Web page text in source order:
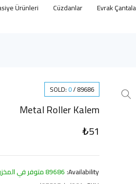
Evrak
Cüzdanlar
Ürünleri
SOLD: 0/89686
Metal Roller Kalem
₺51
Availability: 89686 متوفر في المخزون